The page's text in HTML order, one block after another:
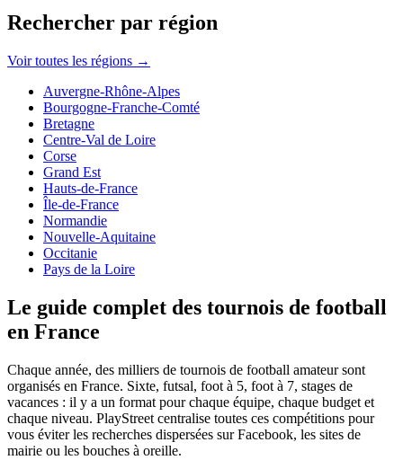
Rechercher par région
Voir toutes les régions →
Auvergne-Rhône-Alpes
Bourgogne-Franche-Comté
Bretagne
Centre-Val de Loire
Corse
Grand Est
Hauts-de-France
Île-de-France
Normandie
Nouvelle-Aquitaine
Occitanie
Pays de la Loire
Le guide complet des tournois de football
en France
Chaque année, des milliers de tournois de football amateur sont
organisés en France. Sixte, futsal, foot à 5, foot à 7, stages de
vacances : il y a un format pour chaque équipe, chaque budget et
chaque niveau. PlayStreet centralise toutes ces compétitions pour
vous éviter les recherches dispersées sur Facebook, les sites de
mairie ou les bouches à oreille.